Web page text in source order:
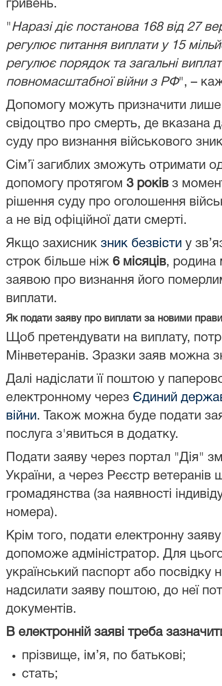
гривень.
"Наразі діє постанова 168 від 27
регулює питання виплати у 15
регулює порядок та загальні
повномасштабної війни з РФ", –
Допомогу можуть призначити лише
свідоцтво про смерть, де вказана
суду про визнання військового
Сім’ї загиблих зможуть отримати
допомогу протягом 3 років з
рішення суду про оголошення
а не від офіційної дати смерті.
Якщо захисник зник безвісти у
строк більше ніж 6 місяців, родина
заявою про визнання його
виплати.
Як подати заяву про виплати за новими
Щоб претендувати на виплату,
Мінветеранів. Зразки заяв можна
Далі надіслати її поштою у
електронному через Єдиний
війни. Також можна буде подати
послуга з'явиться в додатку.
Подати заяву через портал "Дія"
України, а через Реєстр ветеранів
громадянства (за наявності
номера).
Крім того, подати електронну
допоможе адміністратор. Для
український паспорт або
надсилати заяву поштою, до неї
документів.
В електронній заяві треба
прізвище, ім’я, по батькові;
стать;